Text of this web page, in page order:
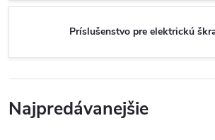
Príslušenstvo pre elektrickú
Najpredávanejšie